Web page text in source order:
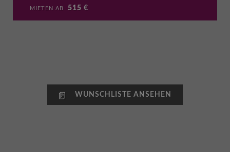
MIETEN AB 515 €
WUNSCHLISTE ANSEHEN